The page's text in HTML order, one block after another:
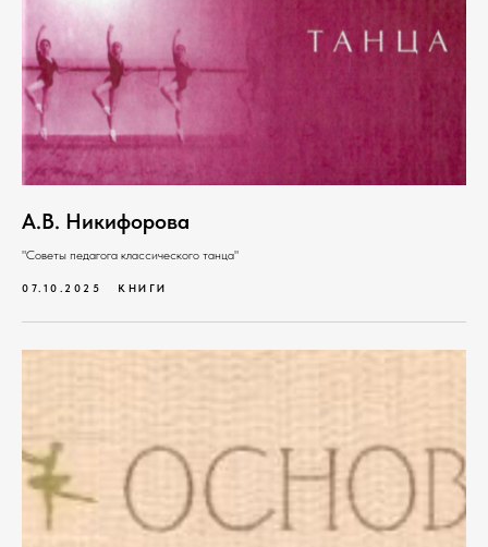
А.В. Никифорова
"Советы педагога классического танца"
07.10.2025 КНИГИ